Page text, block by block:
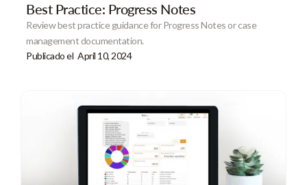
Best Practice: Progress Notes
Review best practice guidance for Progress Notes or case
management documentation.
Publicado el April 10, 2024